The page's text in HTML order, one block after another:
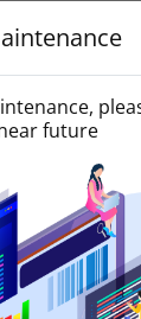
future